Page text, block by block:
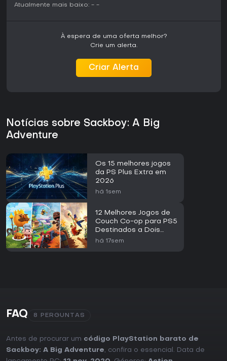
Atualmente mais baixo: - -
À espera de uma oferta melhor?
Crie um alerta.
Criar Alerta
Notícias sobre Sackboy: A Big
Adventure
Os 15 melhores jogos
da PS Plus Extra em
2026
há 1sem
12 Melhores Jogos de
Couch Co-op para PS5
Destinados a Dois
Jogadores
há 17sem
FAQ 8 PERGUNTAS
Antes de procurar um código PlayStation barato de
Sackboy: A Big Adventure, confira o essencial. Data de